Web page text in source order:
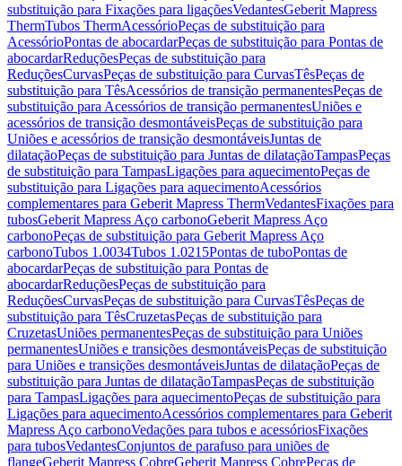
substituição para Fixações para ligaçõesVedantesGeberit Mapress
ThermTubos ThermAcessórioPeças de substituição para
AcessórioPontas de abocardarPeças de substituição para Pontas de
abocardarReduçõesPeças de substituição para
ReduçõesCurvasPeças de substituição para CurvasTêsPeças de
substituição para TêsAcessórios de transição permanentesPeças de
substituição para Acessórios de transição permanentesUniões e
acessórios de transição desmontáveisPeças de substituição para
Uniões e acessórios de transição desmontáveisJuntas de
dilataçãoPeças de substituição para Juntas de dilataçãoTampasPeças
de substituição para TampasLigações para aquecimentoPeças de
substituição para Ligações para aquecimentoAcessórios
complementares para Geberit Mapress ThermVedantesFixações para
tubosGeberit Mapress Aço carbonoGeberit Mapress Aço
carbonoPeças de substituição para Geberit Mapress Aço
carbonoTubos 1.0034Tubos 1.0215Pontas de tuboPontas de
abocardarPeças de substituição para Pontas de
abocardarReduçõesPeças de substituição para
ReduçõesCurvasPeças de substituição para CurvasTêsPeças de
substituição para TêsCruzetasPeças de substituição para
CruzetasUniões permanentesPeças de substituição para Uniões
permanentesUniões e transições desmontáveisPeças de substituição
para Uniões e transições desmontáveisJuntas de dilataçãoPeças de
substituição para Juntas de dilataçãoTampasPeças de substituição
para TampasLigações para aquecimentoPeças de substituição para
Ligações para aquecimentoAcessórios complementares para Geberit
Mapress Aço carbonoVedações para tubos e acessóriosFixações
para tubosVedantesConjuntos de parafuso para uniões de
flangeGeberit Mapress CobreGeberit Mapress CobrePeças de